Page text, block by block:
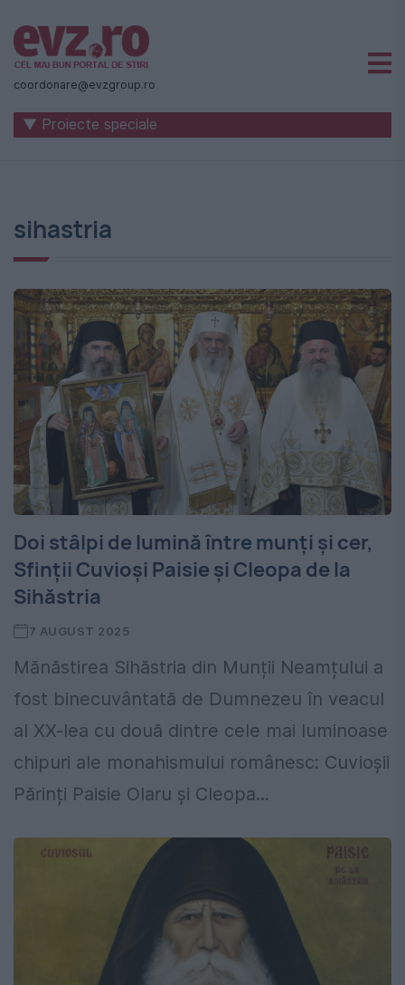
Știri
naționale
internaționale
-
Evenimentul
Zilei
coordonare@evzgroup.ro
▼ Proiecte speciale
sihastria
Doi stâlpi de lumină între munţi şi cer,
Sfinţii Cuvioşi Paisie şi Cleopa de la
Sihăstria
7 AUGUST 2025
Mănăstirea Sihăstria din Munții Neamțului a
fost binecuvântată de Dumnezeu în veacul
al XX-lea cu două dintre cele mai luminoase
chipuri ale monahismului românesc: Cuvioșii
Părinți Paisie Olaru şi Cleopa...